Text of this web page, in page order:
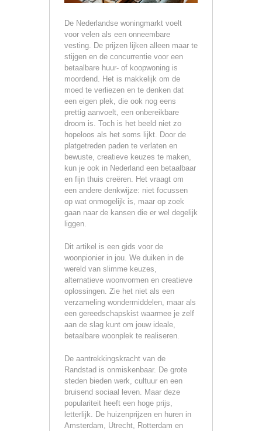
De Nederlandse woningmarkt voelt
voor velen als een onneembare
vesting. De prijzen lijken alleen maar te
stijgen en de concurrentie voor een
betaalbare huur- of koopwoning is
moordend. Het is makkelijk om de
moed te verliezen en te denken dat
een eigen plek, die ook nog eens
prettig aanvoelt, een onbereikbare
droom is. Toch is het beeld niet zo
hopeloos als het soms lijkt. Door de
platgetreden paden te verlaten en
bewuste, creatieve keuzes te maken,
kun je ook in Nederland een betaalbaar
en fijn thuis creëren. Het vraagt om
een andere denkwijze: niet focussen
op wat onmogelijk is, maar op zoek
gaan naar de kansen die er wel degelijk
liggen.
Dit artikel is een gids voor de
woonpionier in jou. We duiken in de
wereld van slimme keuzes,
alternatieve woonvormen en creatieve
oplossingen. Zie het niet als een
verzameling wondermiddelen, maar als
een gereedschapskist waarmee je zelf
aan de slag kunt om jouw ideale,
betaalbare woonplek te realiseren.
De aantrekkingskracht van de
Randstad is onmiskenbaar. De grote
steden bieden werk, cultuur en een
bruisend sociaal leven. Maar deze
populariteit heeft een hoge prijs,
letterlijk. De huizenprijzen en huren in
Amsterdam, Utrecht, Rotterdam en